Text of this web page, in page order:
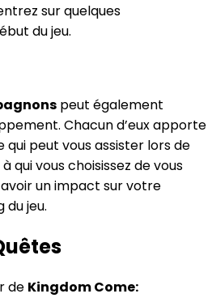
sur quelques
du jeu.
peut également
Chacun d’eux apporte
peut vous assister lors de
qui vous choisissez de vous
un impact sur votre
du jeu.
de Kingdom Come: